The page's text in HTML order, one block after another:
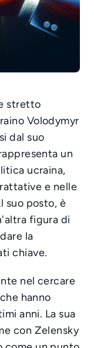
stretto
Volodymyr
dal suo
un
ucraina,
e nelle
suo posto, è
figura di
la
chiave.
nel cercare
hanno
anni. La sua
con Zelensky